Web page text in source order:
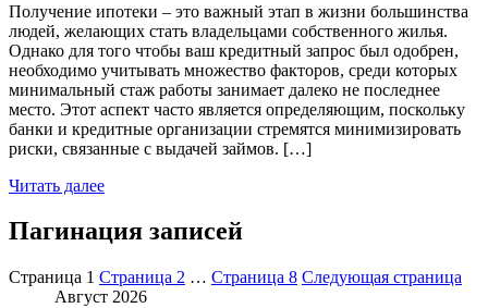
Получение ипотеки – это важный этап в жизни большинства
людей, желающих стать владельцами собственного жилья.
Однако для того чтобы ваш кредитный запрос был одобрен,
необходимо учитывать множество факторов, среди которых
минимальный стаж работы занимает далеко не последнее
место. Этот аспект часто является определяющим, поскольку
банки и кредитные организации стремятся минимизировать
риски, связанные с выдачей займов. […]
Читать далее
Пагинация записей
Страница 1 Страница 2 … Страница 8 Следующая страница
Август 2026